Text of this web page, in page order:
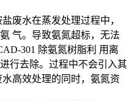
废水在蒸发处理过程中，
气。导致氨氮超标，无法
301 除氨氮树脂利 用离
行去除。过程中不会引入其
高效处理的同时，氨氮资